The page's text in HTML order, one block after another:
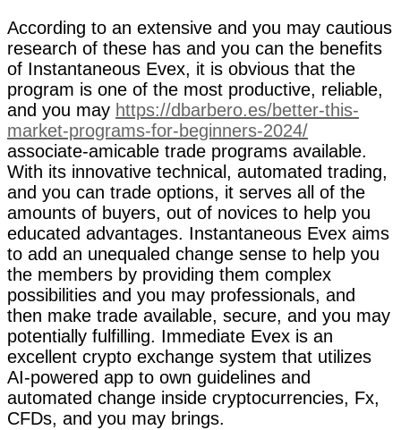
According to an extensive and you may cautious
research of these has and you can the benefits
of Instantaneous Evex, it is obvious that the
program is one of the most productive, reliable,
and you may https://dbarbero.es/better-this-
market-programs-for-beginners-2024/
associate-amicable trade programs available.
With its innovative technical, automated trading,
and you can trade options, it serves all of the
amounts of buyers, out of novices to help you
educated advantages. Instantaneous Evex aims
to add an unequaled change sense to help you
the members by providing them complex
possibilities and you may professionals, and
then make trade available, secure, and you may
potentially fulfilling. Immediate Evex is an
excellent crypto exchange system that utilizes
AI-powered app to own guidelines and
automated change inside cryptocurrencies, Fx,
CFDs, and you may brings.